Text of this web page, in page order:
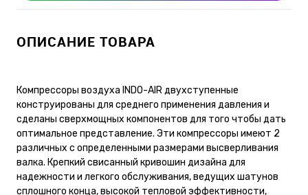
ОПИСАНИЕ ТОВАРА
Компрессоры воздуха INDO-AIR двухступенные
конструированы для среднего применения давления и
сделаны сверхмощных компонентов для того чтобы дать
оптимальное представление. Эти компрессоры имеют 2
различных с определенными размерами высверливания
валка. Крепкий свисанный кривошин дизайна для
надежности и легкого обслуживания, ведущих шатунов
сплошного конца, высокой тепловой эффективности,